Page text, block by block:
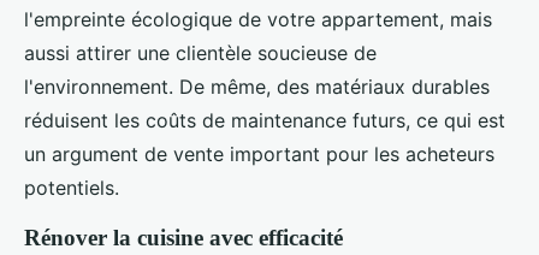
l'empreinte écologique de votre appartement, mais
aussi attirer une clientèle soucieuse de
l'environnement. De même, des matériaux durables
réduisent les coûts de maintenance futurs, ce qui est
un argument de vente important pour les acheteurs
potentiels.
Rénover la cuisine avec efficacité